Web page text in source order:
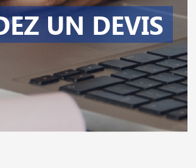
UN DEVIS